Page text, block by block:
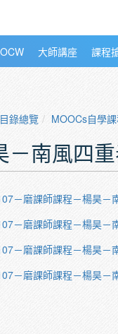
大師講座 課程
目錄總覽 MOOCs自學
－南風四
－磨課師課程－楊昊－
－磨課師課程－楊昊－
－磨課師課程－楊昊－
－磨課師課程－楊昊－